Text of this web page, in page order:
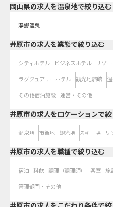
岡山県の求人を温泉地で絞り込む
湯郷温泉
井原市の求人を業態で絞り込む
シティホテル ビジネスホテル リゾ
ラグジュアリーホテル 観光地旅館
その他宿泊施設 運営・その他
井原市の求人をロケーションで絞
温泉地 市街地 観光地 スキー場 リ
井原市の求人を職種で絞り込む
宿泊 料飲 調理（調理師） 客室 施
管理部門・その他